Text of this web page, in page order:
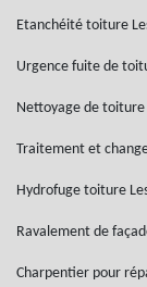
Etanchéité toiture
Urgence fuite de
Nettoyage de toiture
Traitement et
Hydrofuge toiture
Ravalement de
Charpentier pour